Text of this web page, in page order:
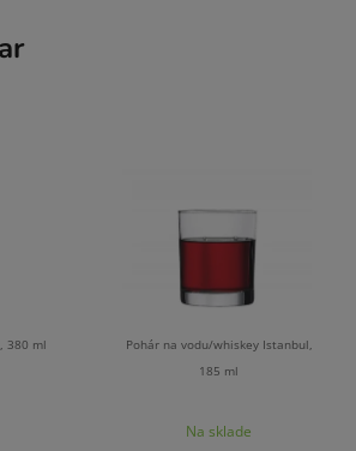
380 ml
Pohár na vodu/whiskey Istanbul,
185 ml
Na sklade